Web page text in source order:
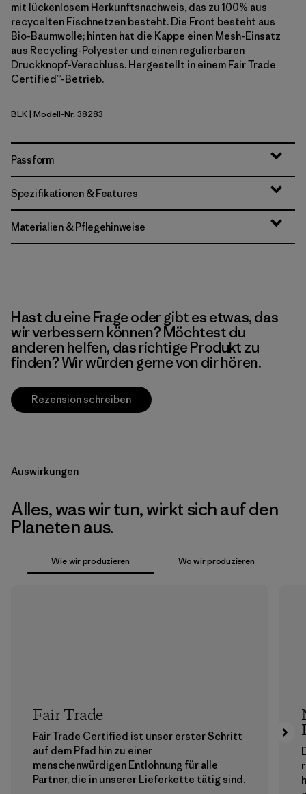
mit lückenlosem Herkunftsnachweis, das zu 100% aus
recycelten Fischnetzen besteht. Die Front besteht aus
Bio-Baumwolle; hinten hat die Kappe einen Mesh-Einsatz
aus Recycling-Polyester und einen regulierbaren
Druckknopf-Verschluss. Hergestellt in einem Fair Trade
Certified™-Betrieb.
Black
BLK| Modell-Nr. 38283
Passform
Spezifikationen & Features
Materialien & Pflegehinweise
Hast du eine Frage oder gibt es etwas, das
wir verbessern können? Möchtest du
anderen helfen, das richtige Produkt zu
finden? Wir würden gerne von dir hören.
Rezension schreiben
Auswirkungen
Alles, was wir tun, wirkt sich auf den
Planeten aus.
Wie wir produzieren Wo wir produzieren
Fair Trade
Fair Trade Certified ist unser erster Schritt
auf dem Pfad hin zu einer
menschenwürdigen Entlohnung für alle
Partner, die in unserer Lieferkette tätig sind.